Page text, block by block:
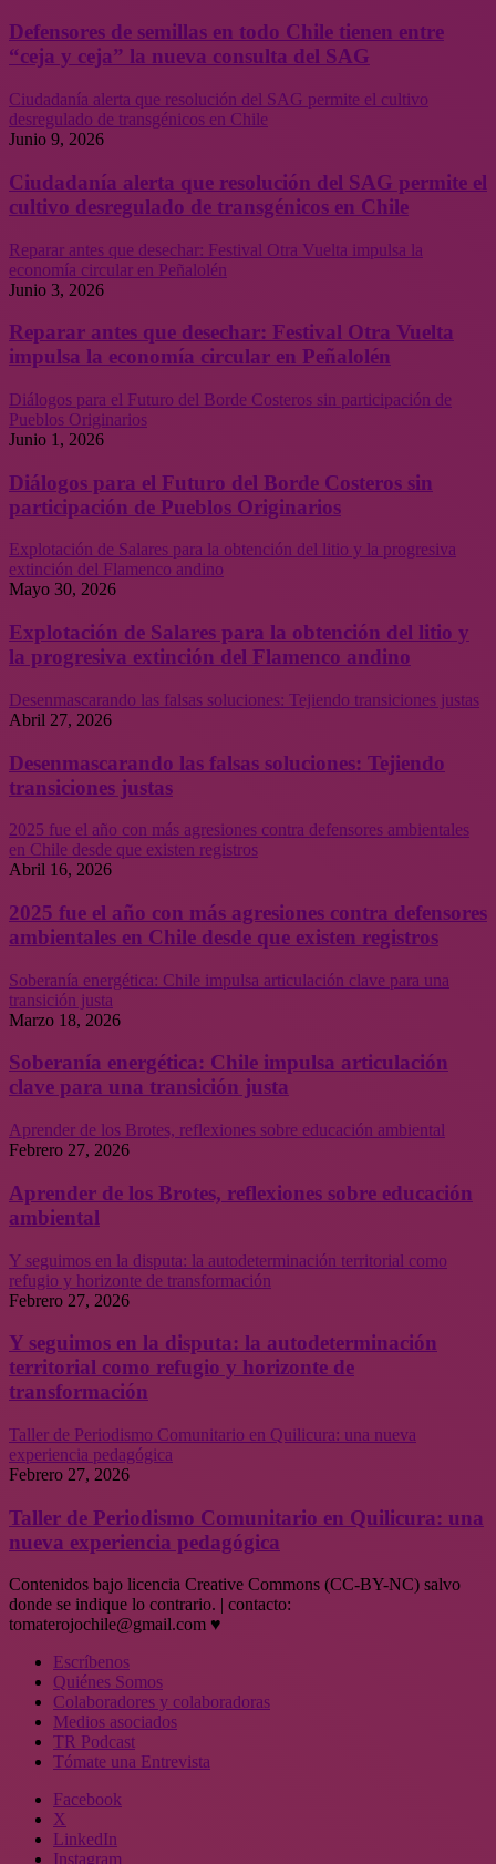
Defensores de semillas en todo Chile tienen entre
“ceja y ceja” la nueva consulta del SAG
Ciudadanía alerta que resolución del SAG permite el cultivo
desregulado de transgénicos en Chile
Junio 9, 2026
Ciudadanía alerta que resolución del SAG permite el
cultivo desregulado de transgénicos en Chile
Reparar antes que desechar: Festival Otra Vuelta impulsa la
economía circular en Peñalolén
Junio 3, 2026
Reparar antes que desechar: Festival Otra Vuelta
impulsa la economía circular en Peñalolén
Diálogos para el Futuro del Borde Costeros sin participación de
Pueblos Originarios
Junio 1, 2026
Diálogos para el Futuro del Borde Costeros sin
participación de Pueblos Originarios
Explotación de Salares para la obtención del litio y la progresiva
extinción del Flamenco andino
Mayo 30, 2026
Explotación de Salares para la obtención del litio y
la progresiva extinción del Flamenco andino
Desenmascarando las falsas soluciones: Tejiendo transiciones justas
Abril 27, 2026
Desenmascarando las falsas soluciones: Tejiendo
transiciones justas
2025 fue el año con más agresiones contra defensores ambientales
en Chile desde que existen registros
Abril 16, 2026
2025 fue el año con más agresiones contra defensores
ambientales en Chile desde que existen registros
Soberanía energética: Chile impulsa articulación clave para una
transición justa
Marzo 18, 2026
Soberanía energética: Chile impulsa articulación
clave para una transición justa
Aprender de los Brotes, reflexiones sobre educación ambiental
Febrero 27, 2026
Aprender de los Brotes, reflexiones sobre educación
ambiental
Y seguimos en la disputa: la autodeterminación territorial como
refugio y horizonte de transformación
Febrero 27, 2026
Y seguimos en la disputa: la autodeterminación
territorial como refugio y horizonte de
transformación
Taller de Periodismo Comunitario en Quilicura: una nueva
experiencia pedagógica
Febrero 27, 2026
Taller de Periodismo Comunitario en Quilicura: una
nueva experiencia pedagógica
Contenidos bajo licencia Creative Commons (CC-BY-NC) salvo
donde se indique lo contrario. | contacto:
tomaterojochile@gmail.com ♥
Escríbenos
Quiénes Somos
Colaboradores y colaboradoras
Medios asociados
TR Podcast
Tómate una Entrevista
Facebook
X
LinkedIn
Instagram